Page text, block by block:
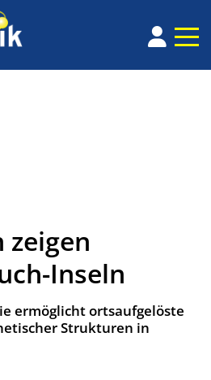
Inseln
ermöglicht ortsaufgelöste
Strukturen in